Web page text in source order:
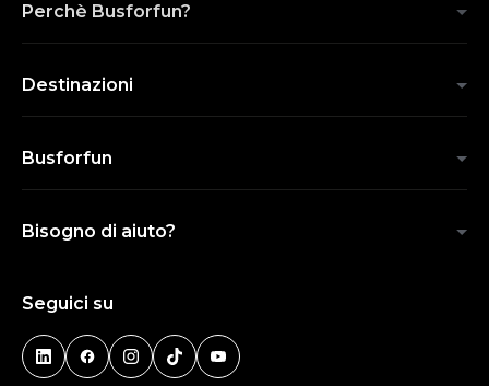
Perchè Busforfun?
Destinazioni
Busforfun
Bisogno di aiuto?
Seguici su